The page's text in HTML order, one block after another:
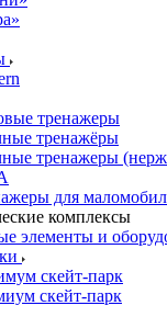
тренажеры
тренажёры
тренажеры
для
комплексы
элементы и
скейт-парк
скейт-парк